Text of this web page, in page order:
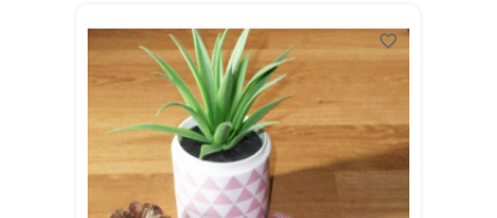
favorite_border